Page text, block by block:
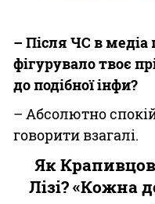
– Після ЧС в медіа
фігурувало твоє
до подібної інфи?
– Абсолютно
говорити взагалі.
Як
Лізі? «Кожна